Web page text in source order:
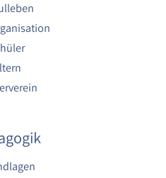
mit eingebetteten
von
der Videoqualität